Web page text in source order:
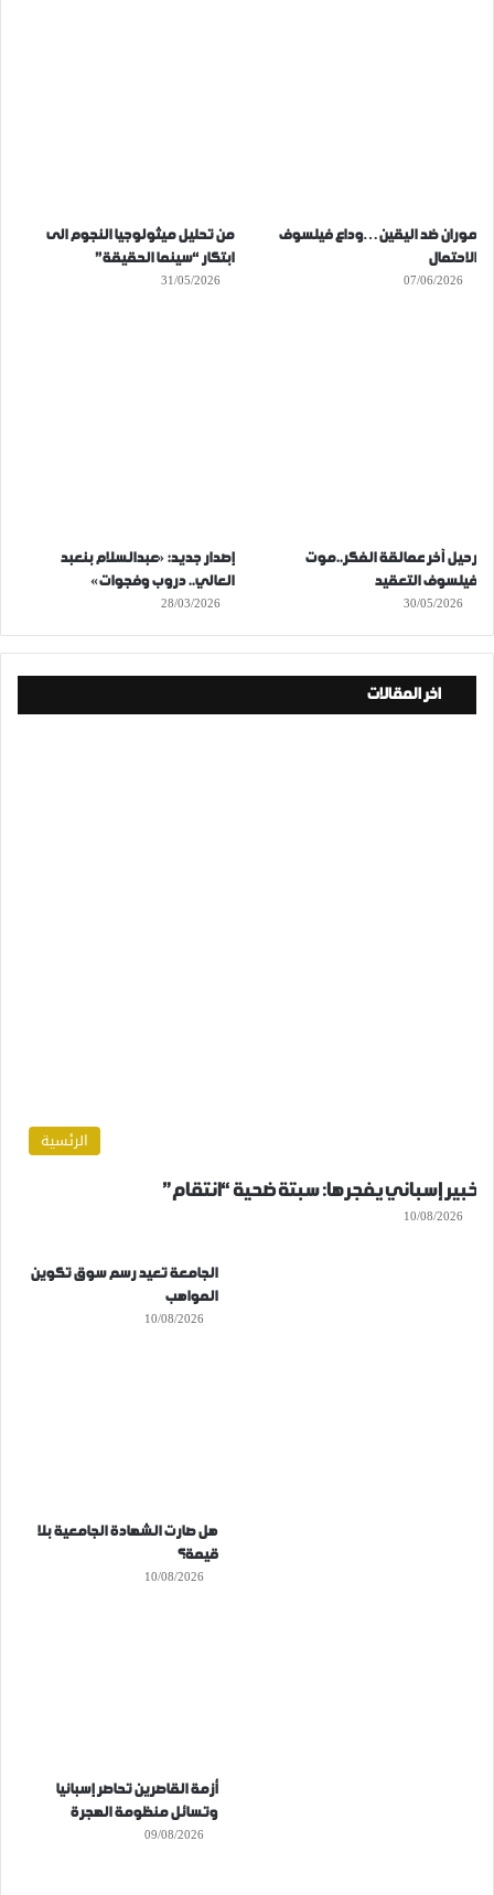
موران ضد اليقين…وداع فيلسوف
الاحتمال
07/06/2026
من تحليل ميثولوجيا النجوم الى
ابتكار “سينما الحقيقة”
31/05/2026
رحيل آخر عمالقة الفكر..موت
فيلسوف التعقيد
30/05/2026
إصدار جديد: «عبدالسلام بنعبد
العالي.. دروب وفجوات»
28/03/2026
اخر المقالات
الرئسية
خبير إسباني يفجرها: سبتة ضحية “انتقام”
10/08/2026
الجامعة تعيد رسم سوق تكوين
المواهب
10/08/2026
هل صارت الشهادة الجامعية بلا
قيمة؟
10/08/2026
أزمة القاصرين تحاصر إسبانيا
وتسائل منظومة الهجرة
09/08/2026